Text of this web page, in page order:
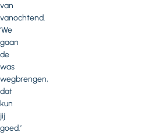
van
vanochtend.
‘We
gaan
de
was
wegbrengen,
dat
kun
jij
goed.’